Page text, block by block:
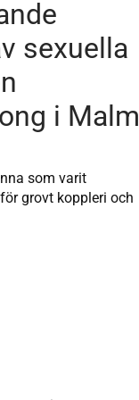
sexuella
i
som varit
grovt koppleri och